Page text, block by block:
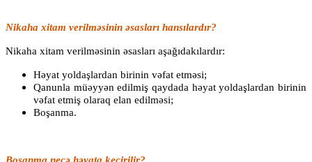
Nikaha xitam verilməsinin əsasları hansılardır?
Nikaha xitam verilməsinin əsasları aşağıdakılardır:
Həyat yoldaşlardan birinin vəfat etməsi;
Qanunla müəyyən edilmiş qaydada həyat yoldaşlardan birinin
vəfat etmiş olaraq elan edilməsi;
Boşanma.